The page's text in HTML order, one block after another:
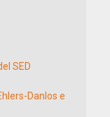
SED
Danlos e